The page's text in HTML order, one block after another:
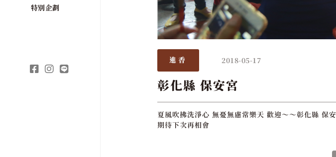
特別企劃
進香 2018-05-17
彰化縣 保安宮
夏風吹拂洗淨心 無憂無慮常樂天 歡迎～～彰化縣 保
期待下次再相會